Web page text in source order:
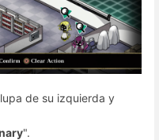
de su izquierda y
".